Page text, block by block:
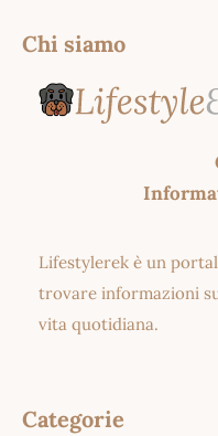
Chi siamo
Lifestylerek è un
trovare informazioni
vita quotidiana.
Categorie